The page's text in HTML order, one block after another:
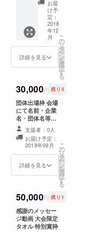
お届
け予
定：
2018
年12
月
詳細を見る
こ
の
リ
タ
ー
ン
を
選
択
す
る
30,000円 残り5
団体出場枠 会場
にて名前・企業
名・団体名等掲
載
支援者：0人
お届け予定：
2018年09月
詳細を見る
こ
の
リ
タ
ー
ン
を
選
択
す
る
50,000円 残り1
感謝のメッセー
ジ動画 大会限定
タオル 特別賞枠